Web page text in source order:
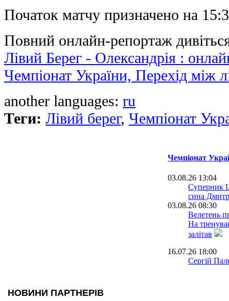
Початок матчу призначено на
Повний онлайн-репортаж
Лівий Берег - Олександрія :
Чемпіонат України, Перехід між
another languages: ru
Теги: Лівий берег, Чемпіонат
Чемпіонат
03.08.26 13:04
Суперник
сина
03.08.26 08:30
Велетень
На
залітав
16.07.26 18:00
Сергій